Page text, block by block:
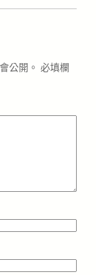
公開。 必填欄